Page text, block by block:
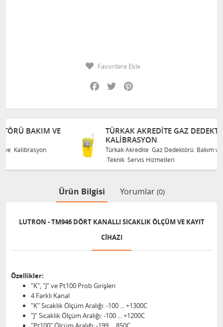
Favorilere Ekle
Facebook
Twitter
TÜRKAK AKREDITE GAZ DEDEKTÖRÜ BAKIM VE
KALIBRASYON
Türkak Akredite Gaz Dedektörü Bakım ve Kalibrasyon
Teknik Servis Hizmetleri
Ürün Bilgisi Yorumlar (0)
LUTRON - TM946 DÖRT KANALLI SICAKLIK ÖLÇÜM VE KAYIT
CIHAZI
Özellikler:
"K", "J" ve Pt100 Prob Girişleri
4 Farklı Kanal
"K" Sıcaklık Ölçüm Aralığı: -100 ... +1300C
"J" Sıcaklık Ölçüm Aralığı: -100 ... +1200C